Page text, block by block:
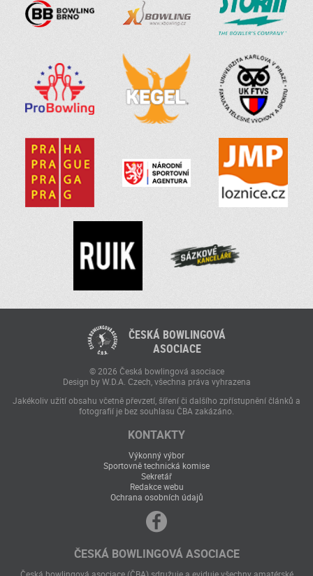
ČESKÁ BOWLINGOVÁ
ASOCIACE
© 2026 Česká bowlingová asociace
Design by W.D.A. Czech, všechna práva vyhrazena
Jakékoliv užití obsahu včetně převzetí, šíření či dalšího zpřístupnění článků a
fotografií je bez souhlasu ČBA zakázáno.
KONTAKTY
Výkonný výbor
Sportovně technická komise
Sekretář
Redakce webu
Ochrana osobních údajů
ČESKÁ BOWLINGOVÁ ASOCIACE
Česká bowlingová asociace (ČBA) sdružuje a eviduje všechny amatérské